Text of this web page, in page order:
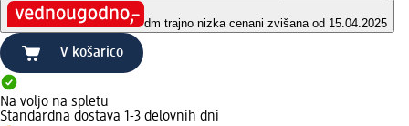
dm trajno nizka cenani zvišana od 15.04.2025
V košarico
Na voljo na spletu
Standardna dostava 1-3 delovnih dni